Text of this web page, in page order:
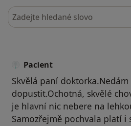
Hledejte v názorech
Pacient
Skvělá paní doktorka.Nedám
dopustit.Ochotná, skvělé
je hlavní nic nebere na
Samozřejmě pochvala platí i